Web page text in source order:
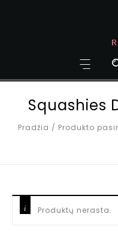
Squashies
Pradžia / Produkto
Produktų nerasta.